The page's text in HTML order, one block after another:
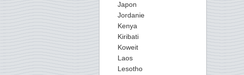
Japon
Jordanie
Kenya
Kiribati
Koweit
Laos
Lesotho